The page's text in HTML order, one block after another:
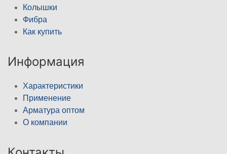
Колышки
Фибра
Как купить
Информация
Характеристики
Применение
Арматура оптом
О компании